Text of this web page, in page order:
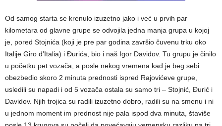
Od samog starta se krenulo izuzetno jako i već u prvih par
kilometara od glavne grupe se odvojila jedna manja grupa u kojoj
je, pored Stojnića (koji je pre par godina završio čuvenu trku oko
Italije Giro d’Italia) i Đurića, bio i naš Igor Davidov. Tu grupu je činilo
u početku pet vozača, a posle nekog vremena kad je beg sebi
obezbedio skoro 2 minuta prednosti ispred Rajovićeve grupe,
usledili su napadi i od 5 vozača ostala su samo tri – Stojnić, Đurić i
Davidov. Njih trojica su radili izuzetno dobro, radili su na smenu i ni
u jednom moment im prednost nije pala ispod dva minuta, štaviše